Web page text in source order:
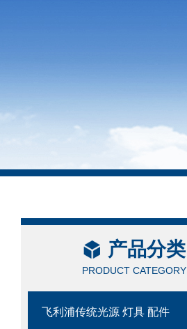
产品分类
PRODUCT CATEGORY
飞利浦传统光源 灯具 配件